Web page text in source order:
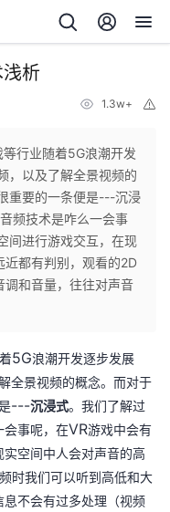
浅析
1.3w+
等行业随着5G浪潮开发
，以及了解全景视频的
重要的一条便是---沉浸
频技术是咋么一会事
间进行游戏交互，在现
近都有判别，观看的2D
调和音量，往往对声音
5G浪潮开发逐步发展
全景视频的概念。而对于
---沉浸式。我们了解过
会事呢，在VR游戏中会有
空间中人会对声音的高
时我们可以听到高低和大
不会有过多处理（视频